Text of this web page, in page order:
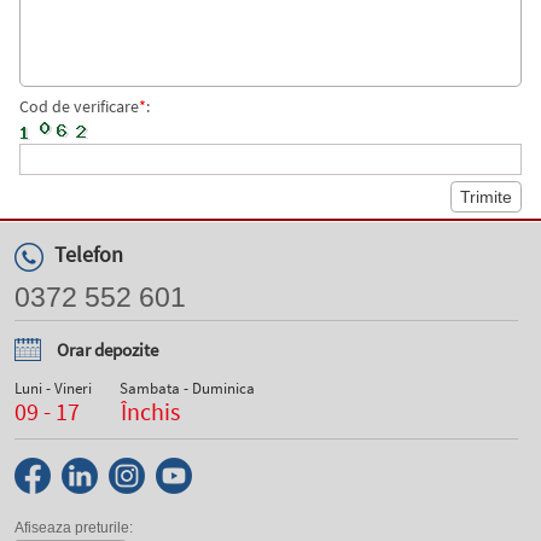
Cod de verificare*:
Telefon
0372 552 601
Orar depozite
Luni - Vineri
09 - 17
Sambata - Duminica
Închis
Afiseaza preturile: